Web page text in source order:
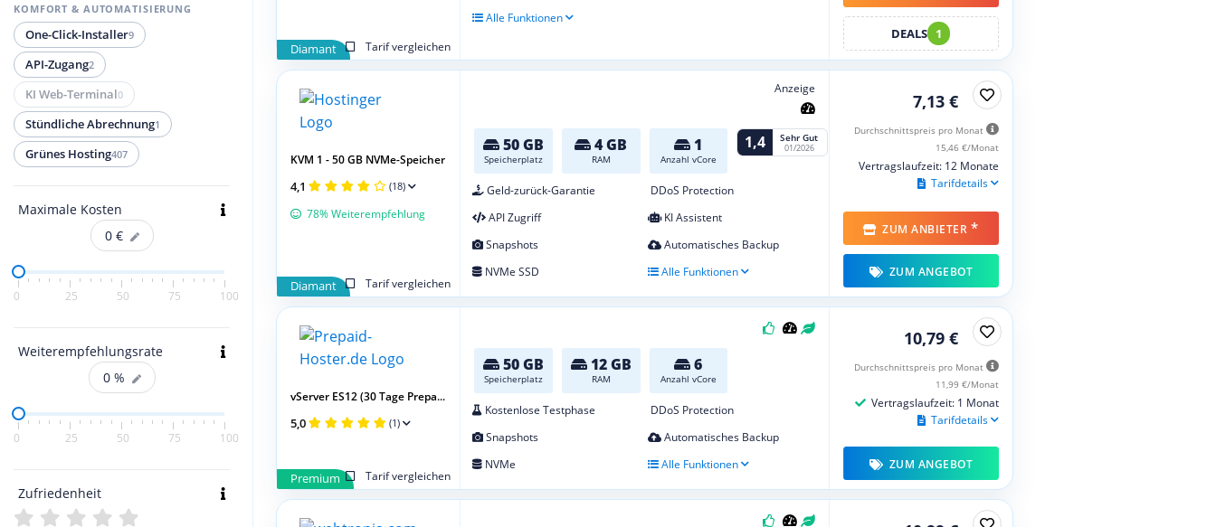
KOMFORT & AUTOMATISIERUNG
One-Click-Installer9
API-Zugang2
KI Web-Terminal0
Stündliche Abrechnung1
Grünes Hosting407
Maximale Kosten
0 €
0 25 50 75 100
Weiterempfehlungsrate
0 %
0 25 50 75 100
Zufriedenheit
Alle Funktionen
Diamant Tarif vergleichen
DEALS 1
Anzeige
50 GB
Speicherplatz
4 GB
RAM
1
Anzahl vCore
1,4 Sehr Gut
01/2026
Geld-zurück-Garantie
DDoS Protection
API Zugriff
KI Assistent
Snapshots
Automatisches Backup
NVMe SSD
Alle Funktionen
Diamant
Tarif vergleichen
KVM 1 - 50 GB NVMe-Speicher
4,1 (18)
78% Weiterempfehlung
7,13 €
Durchschnittspreis pro Monat
15,46 €/Monat
Vertragslaufzeit: 12 Monate
Tarifdetails
ZUM ANBIETER *
ZUM ANGEBOT
50 GB
Speicherplatz
12 GB
RAM
6
Anzahl vCore
Kostenlose Testphase
DDoS Protection
Snapshots
Automatisches Backup
NVMe
Alle Funktionen
Premium
Tarif vergleichen
vServer ES12 (30 Tage Prepa...
5,0 (1)
10,79 €
Durchschnittspreis pro Monat
11,99 €/Monat
Vertragslaufzeit: 1 Monat
Tarifdetails
ZUM ANGEBOT